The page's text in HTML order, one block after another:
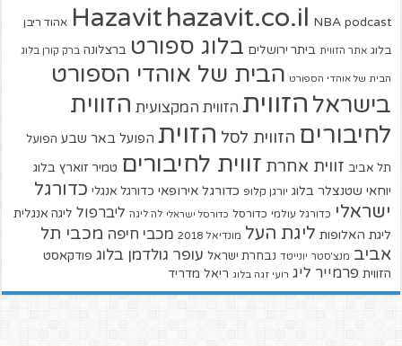
Hazavit hazavit.co.il NBA podcast אהוד ריבן
בלוג אתר הזווית ביתר ירושלים בלוג ספורט ברצלונה ברק קורן בלוג
הבית של אוהדי הספורט הבית של אוהדי הספורט
בישראל הזווית הזווית המקצועית הזווית
לחיבורים הזווית לסל הזוית הפועל באר שבע הפועל
תל אביב זווית אחרת זווית לחיבורים טמיר זוארץ בלוג
יוחאי שטנצלר בלוג יורגן קלופ כדורגל אירופאי כדורגל אנגלי כדורגל
ישראלי כדורגל עולמי כדורסל כדורסל ישראלי לה ליגה ליברפול ליגה אנגלית
ליגת האלופות ליגת העל מונדיאל 2018 מכבי חיפה מכבי תל
אביב מנצ'סטר יונייטד נבחרת ישראל עופר גולדמן בלוג פודקאסט
הזווית פרמייר ליג רועי זגה בלוג ריאל מדריד